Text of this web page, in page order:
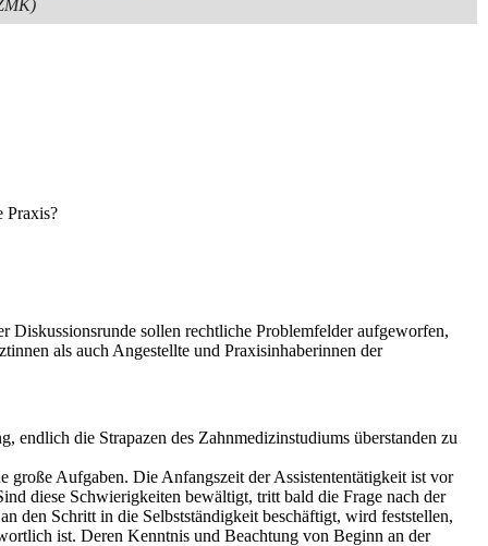
Praxis?
sollen rechtliche Problemfelder aufgeworfen,
als auch Angestellte und Praxisinhaberinnen der
endlich die Strapazen des Zahnmedizinstudiums überstanden zu
Aufgaben. Die Anfangszeit der Assistententätigkeit ist vor
diese Schwierigkeiten bewältigt, tritt bald die Frage nach der
den Schritt in die Selbstständigkeit beschäftigt, wird feststellen,
ist. Deren Kenntnis und Beachtung von Beginn an der